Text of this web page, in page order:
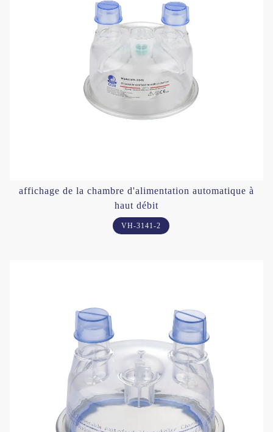
affichage de la chambre d'alimentation automatique à
haut débit
VH-3141-2